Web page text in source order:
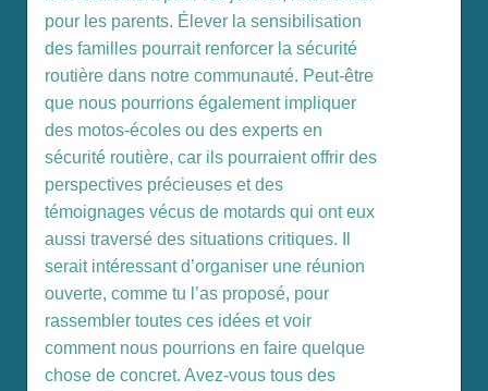
pour les parents. Élever la sensibilisation
des familles pourrait renforcer la sécurité
routière dans notre communauté. Peut-être
que nous pourrions également impliquer
des motos-écoles ou des experts en
sécurité routière, car ils pourraient offrir des
perspectives précieuses et des
témoignages vécus de motards qui ont eux
aussi traversé des situations critiques. Il
serait intéressant d’organiser une réunion
ouverte, comme tu l’as proposé, pour
rassembler toutes ces idées et voir
comment nous pourrions en faire quelque
chose de concret. Avez-vous tous des